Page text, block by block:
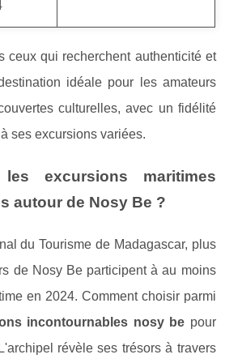
ceux qui recherchent authenticité et
idéale pour les amateurs
culturelles, avec un fidélité
ses excursions variées.
excursions maritimes
autour de Nosy Be ?
du Tourisme de Madagascar, plus
de Nosy Be participent à au moins
en 2024. Comment choisir parmi
incontournables nosy be pour
révèle ses trésors à travers